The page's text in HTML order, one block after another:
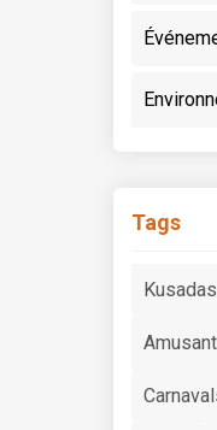
Tags
Amusant